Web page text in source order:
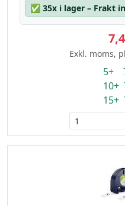
✅ 35x i lager – Frakt
Exkl. moms,
5+
10+
15+